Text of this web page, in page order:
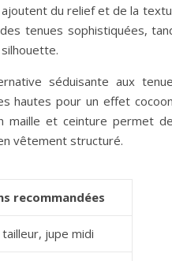
du relief et de la
tenues sophistiquées,
séduisante aux
hautes pour un effet
maille et ceinture permet
vêtement structuré.
recommandées
jupe midi